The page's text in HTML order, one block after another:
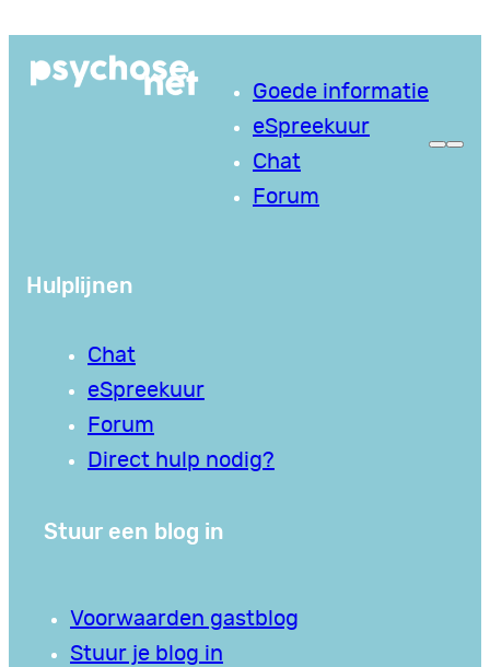
naar
Goede informatie
eSpreekuur
Chat
Forum
Hulplijnen
Chat
eSpreekuur
Forum
Direct hulp nodig?
Stuur een blog in
Voorwaarden gastblog
Stuur je blog in